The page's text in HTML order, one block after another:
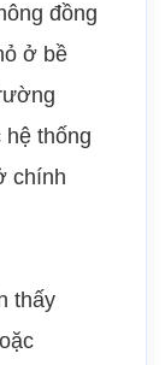
đồng
ở bề
hệ thống
chính
thấy